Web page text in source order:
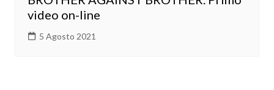
video on-line
5 Agosto 2021